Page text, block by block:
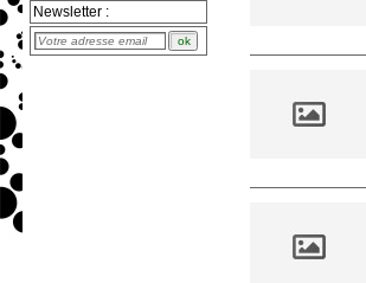
Newsletter :